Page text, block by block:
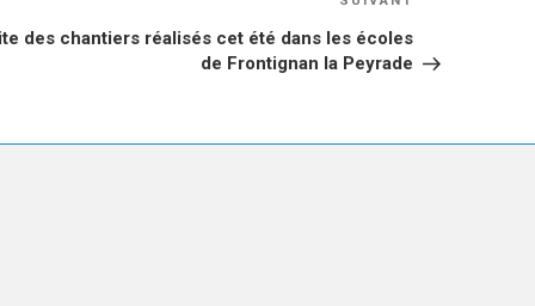
des chantiers réalisés cet été dans les écoles
de Frontignan la Peyrade